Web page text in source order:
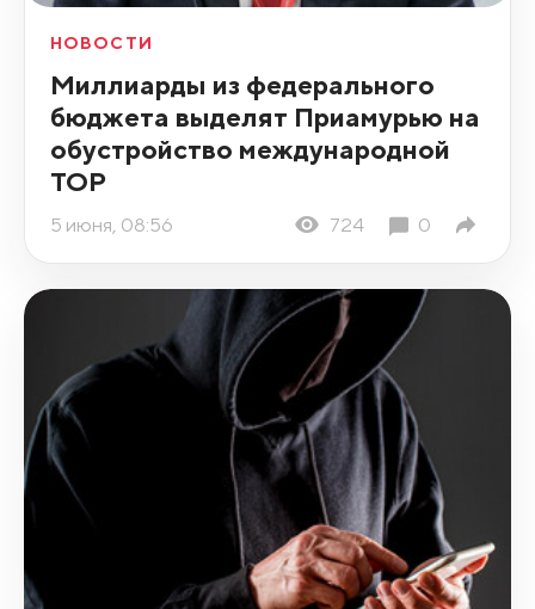
НОВОСТИ
Миллиарды из федерального
бюджета выделят Приамурью на
обустройство международной
ТОР
5 июня, 08:56 724 0